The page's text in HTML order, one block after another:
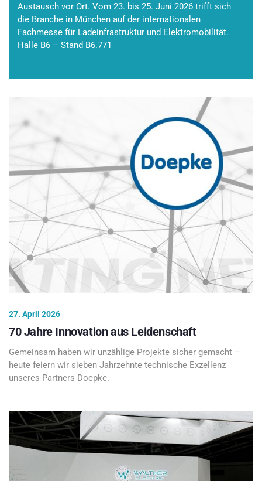
Austausch vor Ort. Vom 23. bis 25. Juni 2026 trifft sich
die Branche in München auf der internationalen
Fachmesse für Ladeinfrastruktur und Elektromobilität.
Halle B6 – Stand B6.771
27. April 2026
70 Jahre Innovation aus Leidenschaft
Gemeinsam haben wir unzählige Projekte sicher gemacht –
heute feiern wir sieben Jahrzehnte technische Exzellenz
unseres Partners Doepke.